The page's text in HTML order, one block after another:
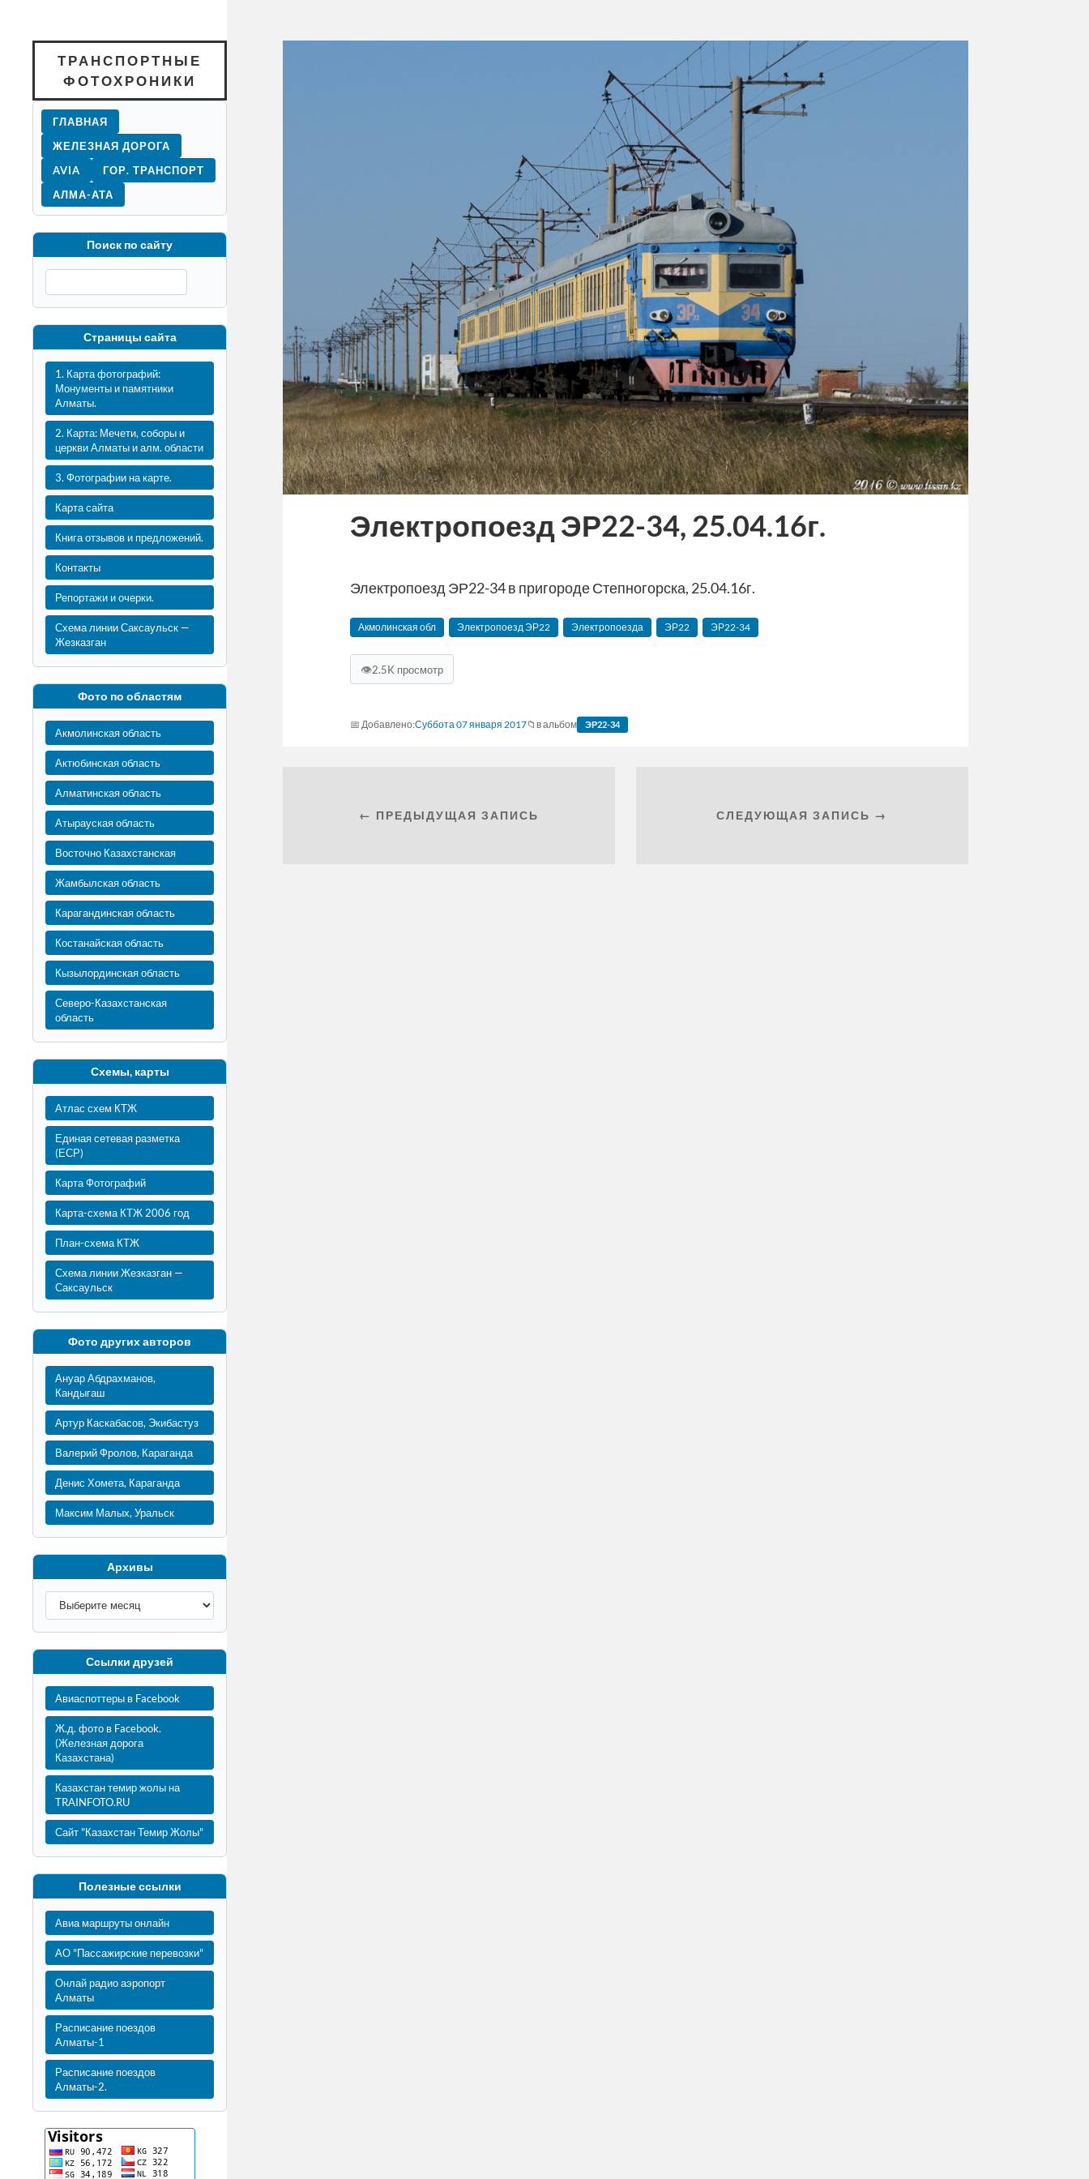
ТРАНСПОРТНЫЕ
ФОТОХРОНИКИ
ГЛАВНАЯ
ЖЕЛЕЗНАЯ ДОРОГА
AVIA
ГОР. ТРАНСПОРТ
АЛМА-АТА
Поиск по сайту
Страницы сайта
1. Карта фотографий:
Монументы и памятники
Алматы.
2. Карта: Мечети, соборы и
церкви Алматы и алм. области
3. Фотографии на карте.
Карта сайта
Книга отзывов и предложений.
Контакты
Репортажи и очерки.
Схема линии Саксаульск —
Жезказган
Фото по областям
Акмолинская область
Актюбинская область
Алматинская область
Атырауская область
Восточно Казахстанская
Жамбылская область
Карагандинская область
Костанайская область
Кызылординская область
Северо-Казахстанская
область
Схемы, карты
Атлас схем КТЖ
Единая сетевая разметка
(ЕСР)
Карта Фотографий
Карта-схема КТЖ 2006 год
План-схема КТЖ
Схема линии Жезказган —
Саксаульск
Фото других авторов
Ануар Абдрахманов,
Кандыгаш
Артур Каскабасов, Экибастуз
Валерий Фролов, Караганда
Денис Хомета, Караганда
Максим Малых, Уральск
Архивы
Ссылки друзей
Авиаспоттеры в Facebook
Ж.д. фото в Facebook.
(Железная дорога
Казахстана)
Казахстан темир жолы на
TRAINFOTO.RU
Сайт "Казахстан Темир Жолы"
Полезные ссылки
Авиа маршруты онлайн
АО "Пассажирские перевозки"
Онлай радио аэропорт
Алматы
Расписание поездов
Алматы-1
Расписание поездов
Алматы-2.
Электропоезд ЭР22-34, 25.04.16г.
Электропоезд ЭР22-34 в пригороде Степногорска, 25.04.16г.
Акмолинская обл Электропоезд ЭР22 Электропоезда ЭР22 ЭР22-34
👁2.5K просмотр
Суббота 07 января 2017 в альбом ЭР22-34
← ПРЕДЫДУЩАЯ ЗАПИСЬ СЛЕДУЮЩАЯ ЗАПИСЬ →